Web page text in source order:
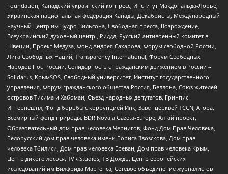
Foundation, Канадский украинский конгресс, Институт Макдональда-Лорье,
Украинская национальная федерация Канады, Декабристы, Международный
научный центр им Вудро Вильсона, Свободная пресса, Возрождение,
Всеукраинский духовный центр , Риддл, Русский антивоенный комитет в
Швеции, Проект Медуза, Фонд Андрея Сахарова, Форум свободной России,
Лига Свободных Наций, Transparеncy International, Форум Свободных
Народов ПостРоссии, Солидарность с гражданским движением в России –
Solidarus, КрымSOS, Свободный университет, Институт государственного
управления, Форум гражданского общества Россия, Беллона, Союз жителей
островов Тисима и Хабомаи, Съезд народных депутатов, Гринпис
Интернешнл, Фонд борьбы с коррупцией Инк, Завет церквей TCCN, Агора,
Всемирный фонд природы, BDR Novaja Gazeta-Europe, Алтай проект,
Образовательный дом прав человека Чернигов, Фонд Дом Прав Человека,
Белорусский дом прав человека имени Бориса Звозскова, Дом прав
человека Тбилиси, Дом прав человека Ереван, Дом прав человека Крым,
Центр дикого лосося, TVR Studios, ТВ Дождь, Центр европейских
исследований им Вилфрида Мартенса, Сетевое объединение журналистов